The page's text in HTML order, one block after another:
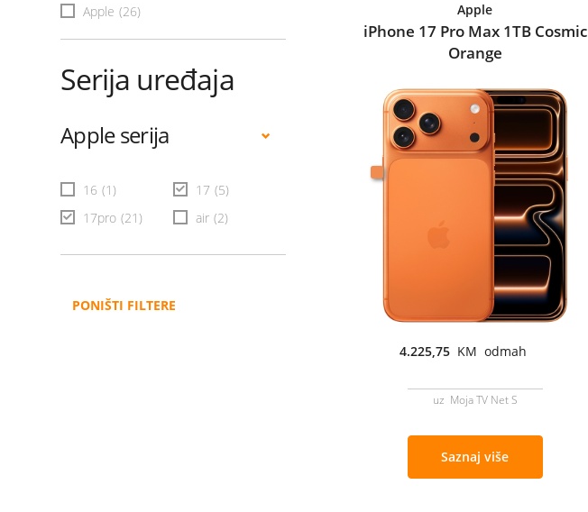
Apple (26)
Serija uređaja
Apple serija
16 (1) 17 (5)
17pro (21) air (2)
PONIŠTI FILTERE
Apple
iPhone 17 Pro Max 1TB Cosmic
Orange
4.225,75 KM odmah
uz Moja TV Net S
Saznaj više